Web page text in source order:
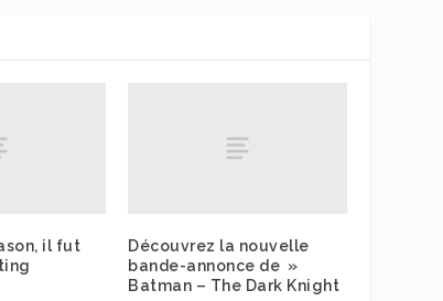
il fut
Découvrez la nouvelle
bande-annonce de »
Batman – The Dark Knight